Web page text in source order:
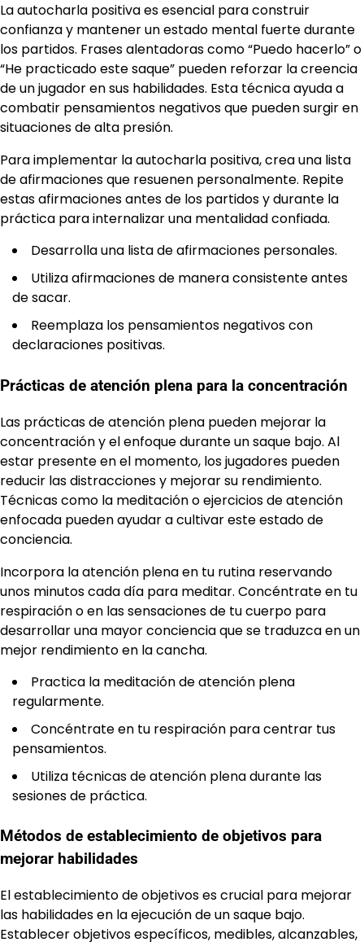
La autocharla positiva es esencial para construir
confianza y mantener un estado mental fuerte durante
los partidos. Frases alentadoras como “Puedo hacerlo” o
“He practicado este saque” pueden reforzar la creencia
de un jugador en sus habilidades. Esta técnica ayuda a
combatir pensamientos negativos que pueden surgir en
situaciones de alta presión.
Para implementar la autocharla positiva, crea una lista
de afirmaciones que resuenen personalmente. Repite
estas afirmaciones antes de los partidos y durante la
práctica para internalizar una mentalidad confiada.
Desarrolla una lista de afirmaciones personales.
Utiliza afirmaciones de manera consistente antes
de sacar.
Reemplaza los pensamientos negativos con
declaraciones positivas.
Prácticas de atención plena para la concentración
Las prácticas de atención plena pueden mejorar la
concentración y el enfoque durante un saque bajo. Al
estar presente en el momento, los jugadores pueden
reducir las distracciones y mejorar su rendimiento.
Técnicas como la meditación o ejercicios de atención
enfocada pueden ayudar a cultivar este estado de
conciencia.
Incorpora la atención plena en tu rutina reservando
unos minutos cada día para meditar. Concéntrate en tu
respiración o en las sensaciones de tu cuerpo para
desarrollar una mayor conciencia que se traduzca en un
mejor rendimiento en la cancha.
Practica la meditación de atención plena
regularmente.
Concéntrate en tu respiración para centrar tus
pensamientos.
Utiliza técnicas de atención plena durante las
sesiones de práctica.
Métodos de establecimiento de objetivos para
mejorar habilidades
El establecimiento de objetivos es crucial para mejorar
las habilidades en la ejecución de un saque bajo.
Establecer objetivos específicos, medibles, alcanzables,